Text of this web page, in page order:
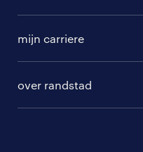
randstad professional
hr-diensten
mijn carriere
over randstad